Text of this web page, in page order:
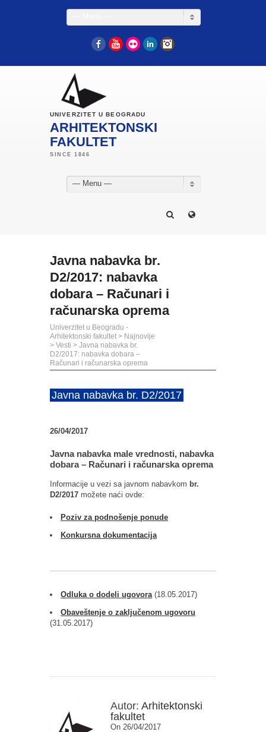
FacebookYouTube
Flickr LinkedIn
UNIVERZITET U BEOGRADU
ARHITEKTONSKI
FAKULTET
— Menu —
Javna nabavka br.
D2/2017: nabavka
dobara – Računari i
računarska oprema
Univerzitet u Beogradu -
Arhitektonski fakultet > Najnovije
> Vesti > Javna nabavka br.
D2/2017: nabavka dobara –
Računari i računarska oprema
Javna nabavka br. D2/2017
26/04/2017
Javna nabavka male vrednosti, nabavka
dobara – Računari i računarska oprema
Informacije u vezi sa javnom nabavkom br.
D2/2017 možete naći ovde:
Poziv za podnošenje ponude
Konkursna dokumentacija
Odluka o dodeli ugovora(18.05.2017)
Obaveštenje o zaključenom ugovoru
(31.05.2017)
Autor: Arhitektonski
fakultet
On 26/04/2017